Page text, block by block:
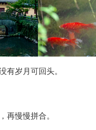
有岁月可回头。
再慢慢拼合。